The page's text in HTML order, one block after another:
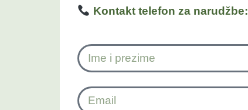
Kontakt telefon za narudžbe: